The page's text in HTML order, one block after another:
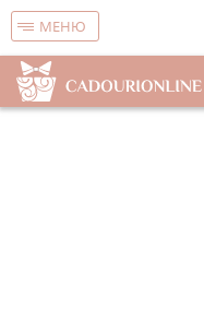
МЕНЮ